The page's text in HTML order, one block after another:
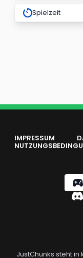
Spielzeit
IMPRESSUM
JustChunks steht